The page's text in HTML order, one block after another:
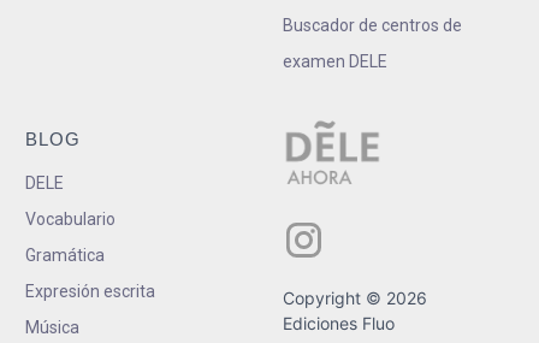
Buscador de centros de
examen DELE
BLOG
DELE
Vocabulario
Gramática
Expresión escrita
Música
Copyright © 2026
Ediciones Fluo